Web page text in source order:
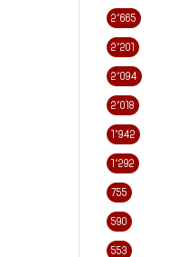
2٬665
2٬201
2٬094
2٬018
1٬942
1٬292
755
590
553